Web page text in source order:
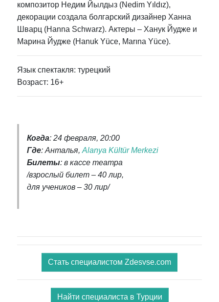
композитор Недим Йылдыз (Nedim Yıldız),
декорации создала болгарский дизайнер Ханна
Шварц (Hanna Schwarz). Актеры – Ханук Йудже и
Марина Йудже (Hanuk Yüce, Marına Yüce).
Язык спектакля: турецкий
Возраст: 16+
Когда: 24 февраля, 20:00
Где: Анталья, Alanya Kültür Merkezi
Билеты: в кассе театра
/взрослый билет – 40 лир,
для учеников – 30 лир/
Стать специалистом Zdesvse.com
Найти специалиста в Турции